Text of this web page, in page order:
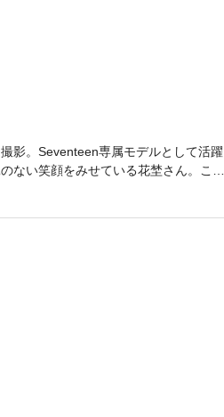
影。Seventeen専属モデルとして活躍
ない笑顔をみせている花埜さん。こぼ
さんの飾り気のない自然体な姿を切り